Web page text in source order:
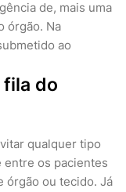
de, mais uma
órgão. Na
ao
do
qualquer tipo
entre os pacientes
órgão ou tecido. Já